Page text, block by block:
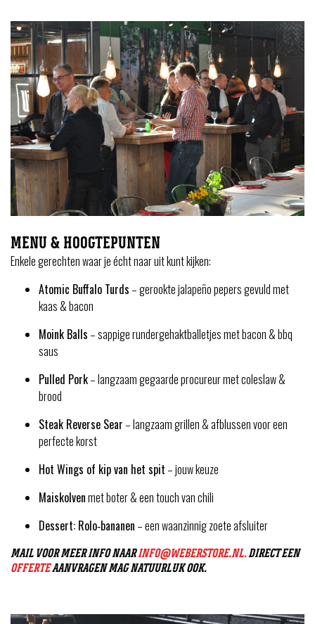
MENU & HOOGTEPUNTEN
Enkele gerechten waar je écht naar uit kunt kijken:
Atomic Buffalo Turds – gerookte jalapeño pepers gevuld met
kaas & bacon
Moink Balls – sappige rundergehaktballetjes met bacon & bbq
saus
Pulled Pork– langzaam gegaarde procureur met coleslaw &
brood
Steak Reverse Sear – langzaam grillen & afblussen voor een
perfecte korst
Hot Wings of kip van het spit – jouw keuze
Maiskolvenmet boter & een touch van chili
Dessert: Rolo‑bananen – een waanzinnig zoete afsluiter
MAIL VOOR MEER INFO NAARINFO@WEBERSTORE.NL.DIRECT EEN
OFFERTEAANVRAGEN MAG NATUURLIJK OOK.